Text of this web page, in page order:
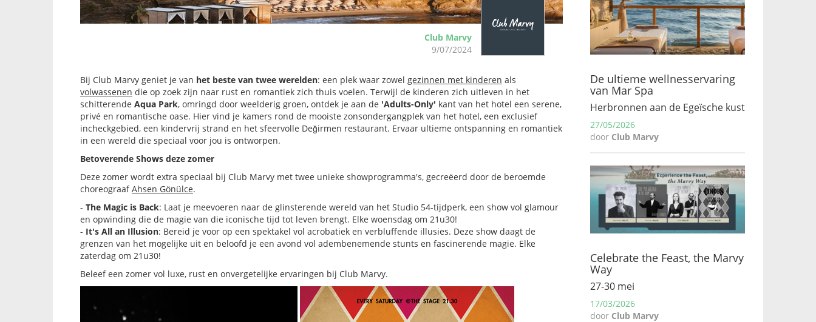
Club Marvy
9/07/2024
Bij Club Marvy geniet je van het beste van twee werelden: een plek waar zowel gezinnen met kinderen als
volwassenen die op zoek zijn naar rust en romantiek zich thuis voelen. Terwijl de kinderen zich uitleven in het
schitterende Aqua Park, omringd door weelderig groen, ontdek je aan de 'Adults-Only' kant van het hotel een serene,
privé en romantische oase. Hier vind je kamers rond de mooiste zonsondergangplek van het hotel, een exclusief
incheckgebied, een kindervrij strand en het sfeervolle Değirmen restaurant. Ervaar ultieme ontspanning en romantiek
in een wereld die speciaal voor jou is ontworpen.
Betoverende Shows deze zomer
Deze zomer wordt extra speciaal bij Club Marvy met twee unieke showprogramma's, gecreëerd door de beroemde
choreograafAhsen Gönülce.
- The Magic is Back: Laat je meevoeren naar de glinsterende wereld van het Studio 54-tijdperk, een show vol glamour
en opwinding die de magie van die iconische tijd tot leven brengt. Elke woensdag om 21u30!
- It's All an Illusion: Bereid je voor op een spektakel vol acrobatiek en verbluffende illusies. Deze show daagt de
grenzen van het mogelijke uit en beloofd je een avond vol adembenemende stunts en fascinerende magie. Elke
zaterdag om 21u30!
Beleef een zomer vol luxe, rust en onvergetelijke ervaringen bij Club Marvy.
De ultieme wellnesservaring
van Mar Spa
Herbronnen aan de Egeïsche kust
27/05/2026
door Club Marvy
Celebrate the Feast, the Marvy
Way
27-30 mei
17/03/2026
door Club Marvy